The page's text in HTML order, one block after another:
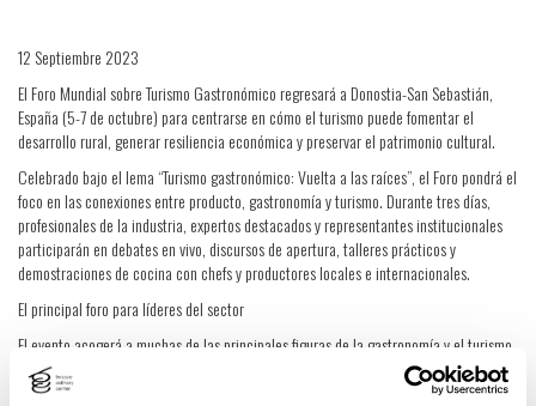
12 Septiembre 2023
El Foro Mundial sobre Turismo Gastronómico regresará a Donostia-San Sebastián,
España (5-7 de octubre) para centrarse en cómo el turismo puede fomentar el
desarrollo rural, generar resiliencia económica y preservar el patrimonio cultural.
Celebrado bajo el lema “Turismo gastronómico: Vuelta a las raíces”, el Foro pondrá el
foco en las conexiones entre producto, gastronomía y turismo. Durante tres días,
profesionales de la industria, expertos destacados y representantes institucionales
participarán en debates en vivo, discursos de apertura, talleres prácticos y
demostraciones de cocina con chefs y productores locales e internacionales.
El principal foro para líderes del sector
El evento acogerá a muchas de las principales figuras de la gastronomía y el turismo
mundial, como Qu Dongyu, Director General de la FAO; Paolo Di Croce, director
general de Slow Food (Italia); Célia Tunc, secretaria general del Collège Culinaire de